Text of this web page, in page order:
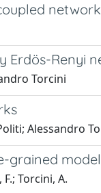
Erdös-Renyi
Torcini
Alessandro
grained
Torcini, A.